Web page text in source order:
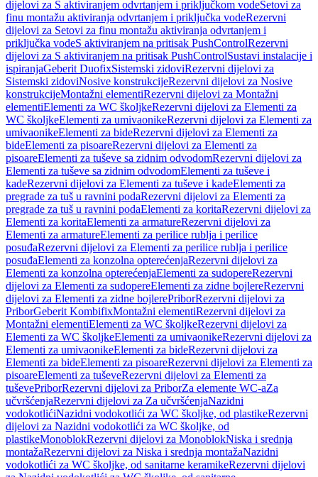
dijelovi za S aktiviranjem odvrtanjem i priključkom vodeSetovi za
finu montažu aktiviranja odvrtanjem i priključka vodeRezervni
dijelovi za Setovi za finu montažu aktiviranja odvrtanjem i
priključka vodeS aktiviranjem na pritisak PushControlRezervni
dijelovi za S aktiviranjem na pritisak PushControlSustavi instalacije i
ispiranjaGeberit DuofixSistemski zidoviRezervni dijelovi za
Sistemski zidoviNosive konstrukcijeRezervni dijelovi za Nosive
konstrukcijeMontažni elementiRezervni dijelovi za Montažni
elementiElementi za WC školjkeRezervni dijelovi za Elementi za
WC školjkeElementi za umivaonikeRezervni dijelovi za Elementi za
umivaonikeElementi za bideRezervni dijelovi za Elementi za
bideElementi za pisoareRezervni dijelovi za Elementi za
pisoareElementi za tuševe sa zidnim odvodomRezervni dijelovi za
Elementi za tuševe sa zidnim odvodomElementi za tuševe i
kadeRezervni dijelovi za Elementi za tuševe i kadeElementi za
pregrade za tuš u ravnini podaRezervni dijelovi za Elementi za
pregrade za tuš u ravnini podaElementi za koritaRezervni dijelovi za
Elementi za koritaElementi za armatureRezervni dijelovi za
Elementi za armatureElementi za perilice rublja i perilice
posuđaRezervni dijelovi za Elementi za perilice rublja i perilice
posuđaElementi za konzolna opterećenjaRezervni dijelovi za
Elementi za konzolna opterećenjaElementi za sudopereRezervni
dijelovi za Elementi za sudopereElementi za zidne bojlereRezervni
dijelovi za Elementi za zidne bojlerePriborRezervni dijelovi za
PriborGeberit KombifixMontažni elementiRezervni dijelovi za
Montažni elementiElementi za WC školjkeRezervni dijelovi za
Elementi za WC školjkeElementi za umivaonikeRezervni dijelovi za
Elementi za umivaonikeElementi za bideRezervni dijelovi za
Elementi za bideElementi za pisoareRezervni dijelovi za Elementi za
pisoareElementi za tuševeRezervni dijelovi za Elementi za
tuševePriborRezervni dijelovi za PriborZa elemente WC-aZa
učvršćenjaRezervni dijelovi za Za učvršćenjaNazidni
vodokotlićiNazidni vodokotlići za WC školjke, od plastikeRezervni
dijelovi za Nazidni vodokotlići za WC školjke, od
plastikeMonoblokRezervni dijelovi za MonoblokNiska i srednja
montažaRezervni dijelovi za Niska i srednja montažaNazidni
vodokotlići za WC školjke, od sanitarne keramikeRezervni dijelovi